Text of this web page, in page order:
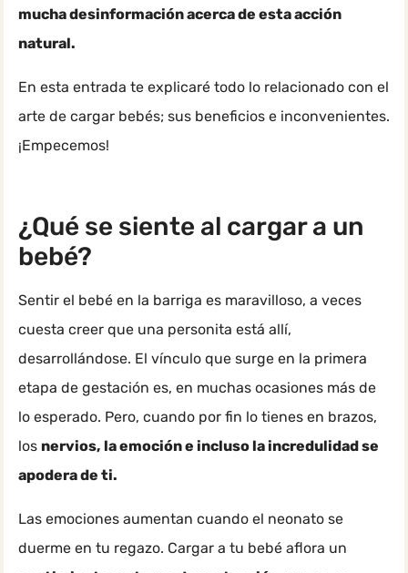
mucha desinformación acerca de esta acción
natural.
En esta entrada te explicaré todo lo relacionado con el
arte de cargar bebés; sus beneficios e inconvenientes.
¡Empecemos!
¿Qué se siente al cargar a un
bebé?
Sentir el bebé en la barriga es maravilloso, a veces
cuesta creer que una personita está allí,
desarrollándose. El vínculo que surge en la primera
etapa de gestación es, en muchas ocasiones más de
lo esperado. Pero, cuando por fin lo tienes en brazos,
los nervios, la emoción e incluso la incredulidad se
apodera de ti.
Las emociones aumentan cuando el neonato se
duerme en tu regazo. Cargar a tu bebé aflora un